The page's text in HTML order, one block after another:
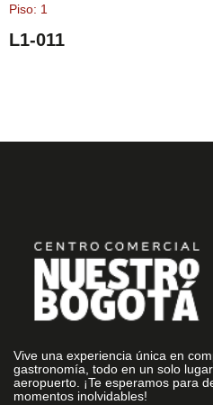
Piso: 1
L1-011
Vive una experiencia única en
gastronomía, todo en un solo
aeropuerto. ¡Te esperamos para
momentos inolvidables!